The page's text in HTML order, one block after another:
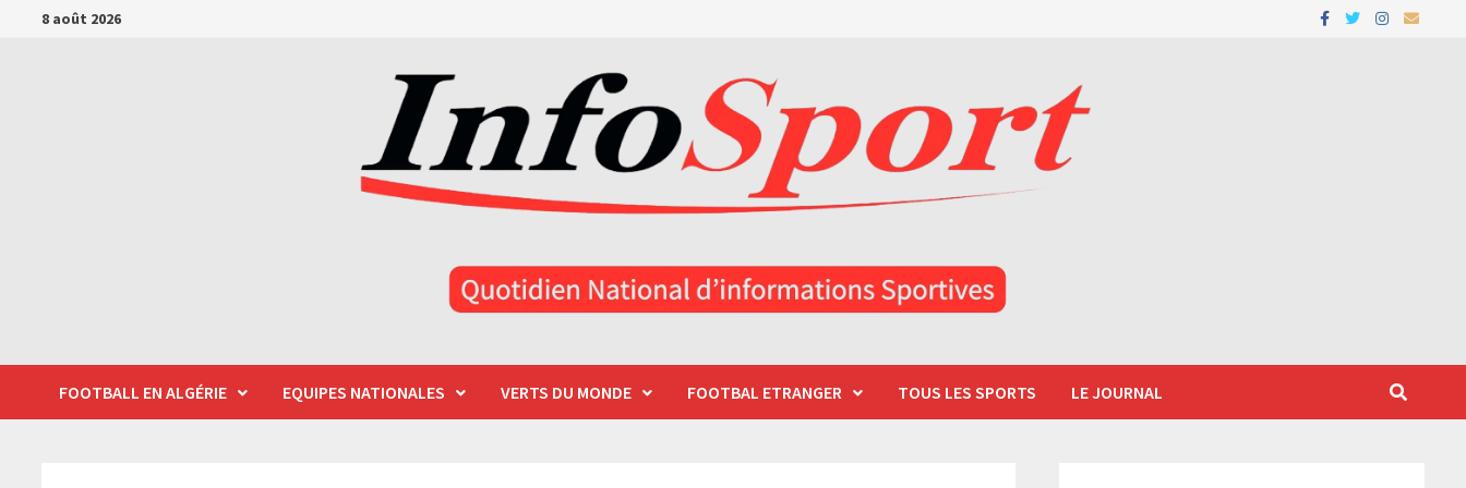
Passer8 août 2026
FOOTBALL EN ALGÉRIE EQUIPES NATIONALES VERTS DU MONDE FOOTBAL ETRANGER TOUS LES SPORTS LE JOURNAL